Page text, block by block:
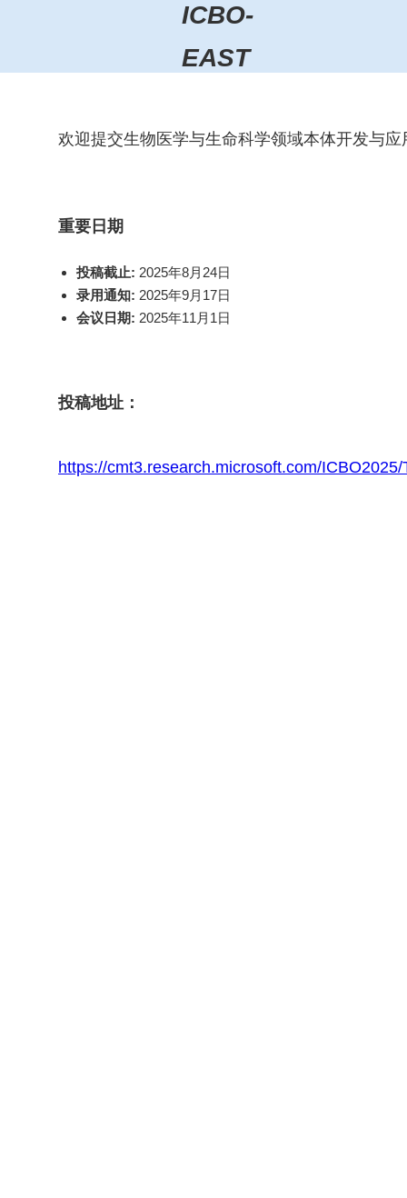
ICBO-
EAST
欢迎提交生物医学与生命科学领域本体开发与
重要日期
投稿截止: 2025年8月24日
录用通知: 2025年9月17日
会议日期: 2025年11月1日
投稿地址：
https://cmt3.research.microsoft.com/